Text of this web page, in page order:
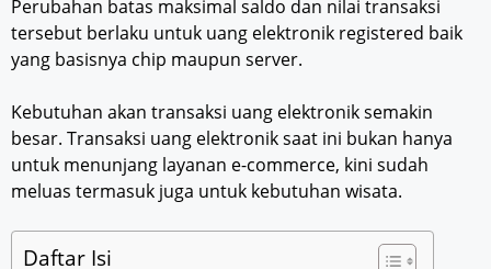
Perubahan batas maksimal saldo dan nilai transaksi
tersebut berlaku untuk uang elektronik registered baik
yang basisnya chip maupun server.
Kebutuhan akan transaksi uang elektronik semakin
besar. Transaksi uang elektronik saat ini bukan hanya
untuk menunjang layanan e-commerce, kini sudah
meluas termasuk juga untuk kebutuhan wisata.
Daftar Isi